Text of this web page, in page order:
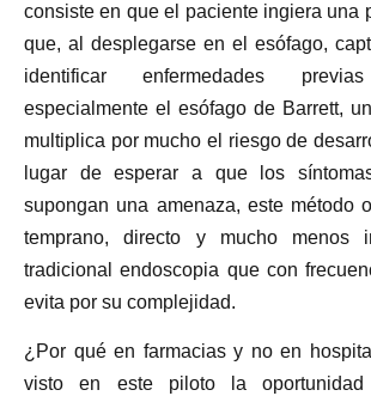
consiste en que el paciente ingiera una
que, al desplegarse en el esófago,
identificar enfermedades
especialmente el esófago de Barrett,
multiplica por mucho el riesgo de
lugar de esperar a que los
supongan una amenaza, este método
temprano, directo y mucho menos
tradicional endoscopia que con
evita por su complejidad.
¿Por qué en farmacias y no en
visto en este piloto la